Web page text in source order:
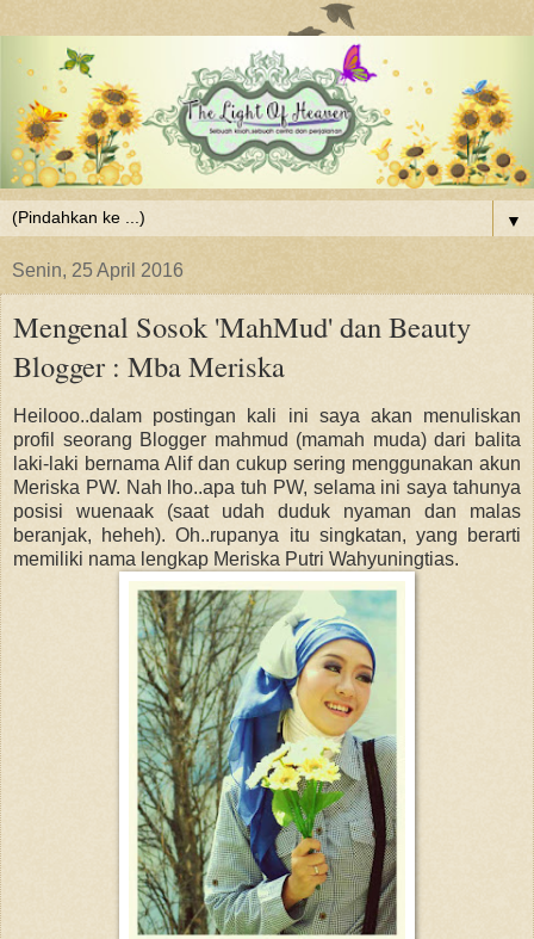
▼
Senin, 25 April 2016
Mengenal Sosok 'MahMud' dan Beauty
Blogger : Mba Meriska
Heilooo..dalam postingan kali ini saya akan menuliskan
profil seorang Blogger mahmud (mamah muda) dari balita
laki-laki bernama Alif dan cukup sering menggunakan akun
Meriska PW. Nah lho..apa tuh PW, selama ini saya tahunya
posisi wuenaak (saat udah duduk nyaman dan malas
beranjak, heheh). Oh..rupanya itu singkatan, yang berarti
memiliki nama lengkap Meriska Putri Wahyuningtias.